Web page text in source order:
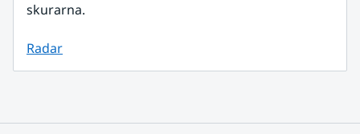
skurarna.
Radar